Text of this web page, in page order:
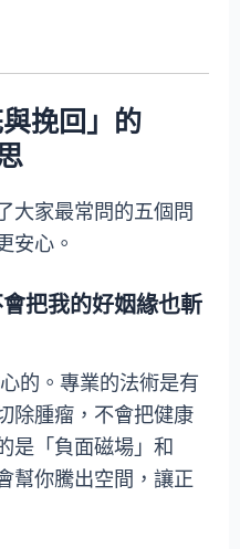
挽回」的
大家最常問的五個問
安心。
把我的好姻緣也斬
的。專業的法術是有
除腫瘤，不會把健康
是「負面磁場」和
幫你騰出空間，讓正